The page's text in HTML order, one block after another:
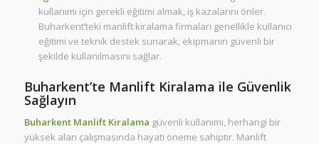
kullanımı için gerekli eğitimi almak, iş kazalarını önler.
Buharkent’teki manlift kiralama firmaları genellikle kullanıcı
eğitimi ve teknik destek sunarak, ekipmanın güvenli bir
şekilde kullanılmasını sağlar.
Buharkent’te Manlift Kiralama ile Güvenlik
Sağlayın
Buharkent Manlift Kiralama güvenli kullanımı, herhangi bir
yüksek alan çalışmasında hayati öneme sahiptir. Manlift